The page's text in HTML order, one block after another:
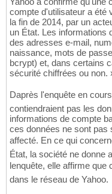
compte d'utilisateur a été
la fin de 2014, par un
un État. Les informations
des adresses e-mail,
naissance, mots de
bcrypt) et, dans certains
sécurité chiffrées ou non.
Daprès l'enquête en
contiendraient pas les
informations de compte
ces données ne sont
affecté. En ce qui
État, la société ne donne
lenquête, elle affirme
dans le réseau de Yahoo.